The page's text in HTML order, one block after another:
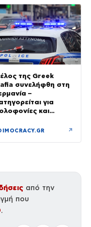
της Greek
συνελήφθη στη
–
για
και
↗
από την
που
.